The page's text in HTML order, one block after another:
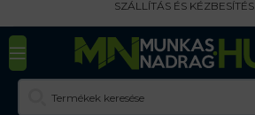
SZÁLLÍTÁS ÉS KÉZBESÍTÉS